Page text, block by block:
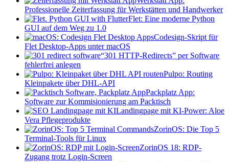
Professionelle Zeiterfassung für Werkstätten und Handwerker
Flet: Eine moderne Python
GUI auf dem Weg zu 1.0
Codesign-Skript für
Flet Desktop-Apps unter macOS
“301 HTTP-Redirects” per Software
fehlerfrei anlegen
Pulpo: Routing
Kleinpakete über DHL-API
Packplatz App:
Software zur Kommisionierung am Packtisch
Landingpage mit KI-Power: Aloe
Vera Pflegeprodukte
ZorinOS: Die Top 5
Terminal-Tools für Linux
ZorinOS 18: RDP-
Zugang trotz Login-Screen